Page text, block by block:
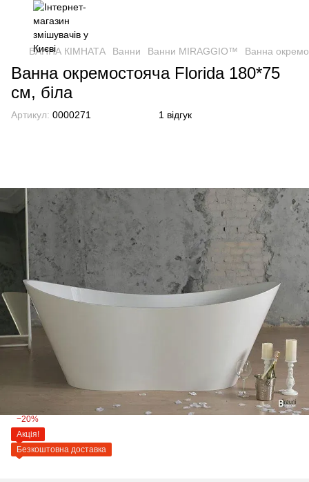
ВАННА КІМНАТА Ванни Ванни MIRAGGIO™ Ванна
Ванна окремостояча Florida 180*75
см, біла
Артикул: 0000271 1 відгук
−20%
Акція!
Безкоштовна доставка